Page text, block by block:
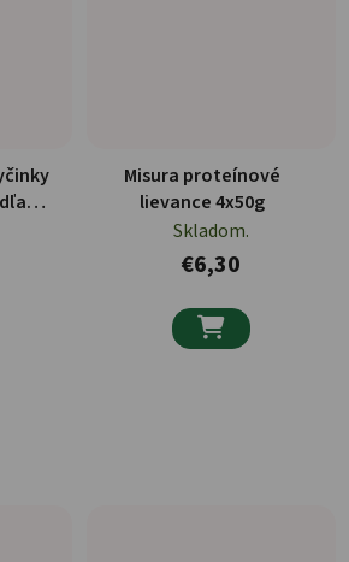
Misura proteínové
lievance 4x50g
Skladom.
€6,30
